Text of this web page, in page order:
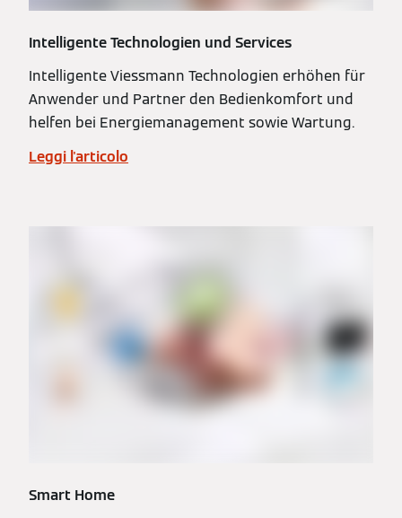
Intelligente Technologien und Services
Intelligente Viessmann Technologien erhöhen für
Anwender und Partner den Bedienkomfort und
helfen bei Energiemanagement sowie Wartung.
Leggi l'articolo
Smart Home